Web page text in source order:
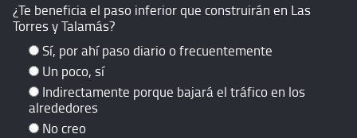
¿Te beneficia el paso inferior que construirán en Las
Torres y Talamás?
Sí, por ahí paso diario o frecuentemente
Un poco, sí
Indirectamente porque bajará el tráfico en los
alrededores
No creo